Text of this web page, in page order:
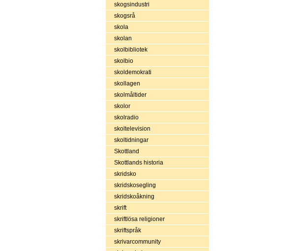
skogsindustri
skogsrå
skola
skolan
skolbibliotek
skolbio
skoldemokrati
skollagen
skolmåltider
skolor
skolradio
skoltelevision
skoltidningar
Skottland
Skottlands historia
skridsko
skridskosegling
skridskoåkning
skrift
skriftlösa religioner
skriftspråk
skrivarcommunity